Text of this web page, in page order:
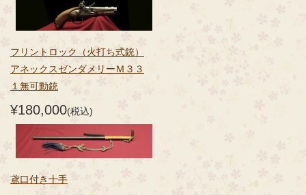
フリントロック（火打ち式銃）
アネックスゼンダメリーＭ３３
１無可動銃
¥180,000(税込)
鳶口付き十手